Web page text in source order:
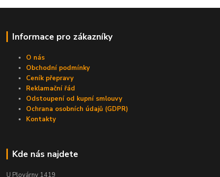
Informace pro zákazníky
O nás
Obchodní podmínky
Ceník přepravy
Reklamační řád
Odstoupení od kupní smlouvy
Ochrana osobních údajů (GDPR)
Kontakty
Kde nás najdete
U Plovárny 1419